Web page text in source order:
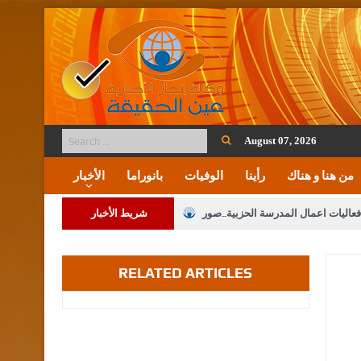
August 07, 2026
الأخبار بانوراما الوفيات رأينا من هنا و هناك
شريط الأخبار اعمال المدرسة الحزبية..صور
مشروع تعديل قانون الملكية العقاريةRELATED ARTICLES